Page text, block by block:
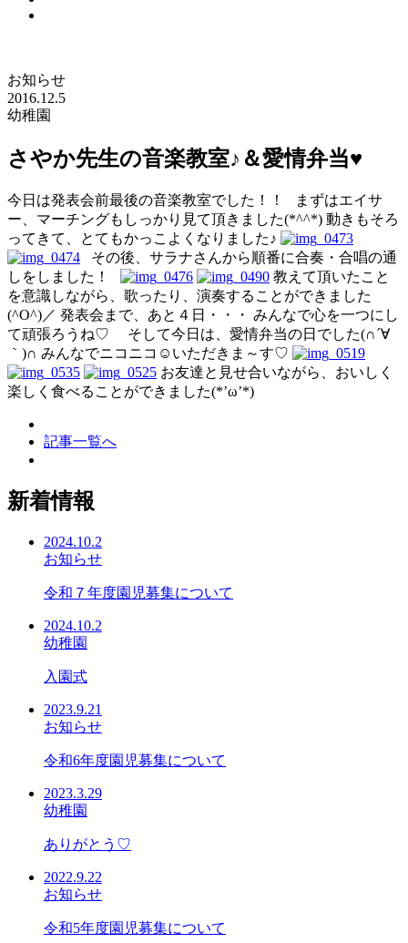
お知らせ
2016.12.5
幼稚園
さやか先生の音楽教室♪＆愛情弁当♥
今日は発表会前最後の音楽教室でした！！ まずはエイサ
ー、マーチングもしっかり見て頂きました(*^^*) 動きもそろ
ってきて、とてもかっこよくなりました♪
その後、サラナさんから順番に合奏・合唱の通
しをしました！
教えて頂いたこと
を意識しながら、歌ったり、演奏することができました
(^O^)／ 発表会まで、あと４日・・・ みんなで心を一つにし
て頑張ろうね♡ そして今日は、愛情弁当の日でした(∩´∀
｀)∩ みんなでニコニコ☺いただきま～す♡
お友達と見せ合いながら、おいしく
楽しく食べることができました(*’ω’*)
記事一覧へ
新着情報
2024.10.2
お知らせ
令和７年度園児募集について
2024.10.2
幼稚園
入園式
2023.9.21
お知らせ
令和6年度園児募集について
2023.3.29
幼稚園
ありがとう♡
2022.9.22
お知らせ
令和5年度園児募集について